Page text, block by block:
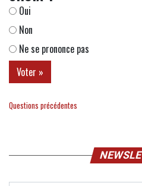
Oui
Non
Ne se prononce pas
Questions précédentes